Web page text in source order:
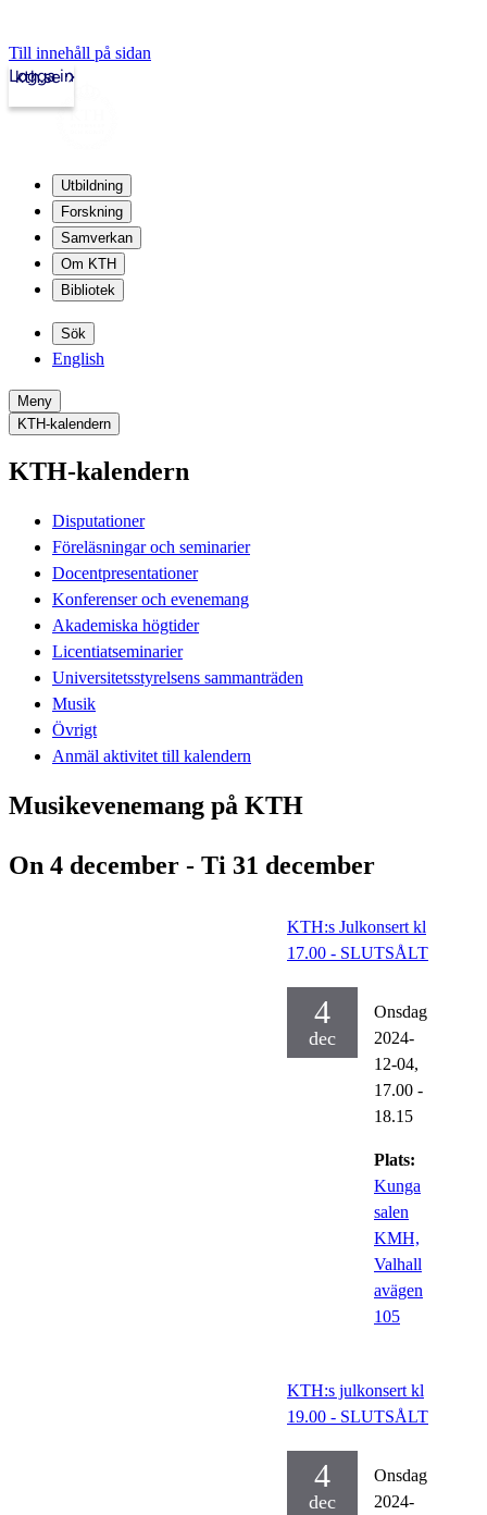
Till innehåll på sidan
kth.se
Logga in
Utbildning
Forskning
Samverkan
Om KTH
Bibliotek
Sök
English
Meny
KTH-kalendern
KTH-kalendern
Disputationer
Föreläsningar och seminarier
Docentpresentationer
Konferenser och evenemang
Akademiska högtider
Licentiatseminarier
Universitetsstyrelsens sammanträden
Musik
Övrigt
Anmäl aktivitet till kalendern
Musikevenemang på KTH
On 4 december - Ti 31 december
KTH:s Julkonsert kl
17.00 - SLUTSÅLT
4
dec
Onsdag
2024-
12-04,
17.00 -
18.15
Plats:
Kunga
salen
KMH,
Valhall
avägen
105
KTH:s julkonsert kl
19.00 - SLUTSÅLT
4
dec
Onsdag
2024-